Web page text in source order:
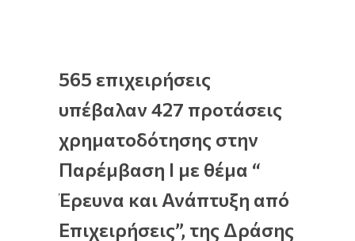
565 επιχειρήσεις
υπέβαλαν 427 προτάσεις
χρηματοδότησης στην
Παρέμβαση Ι με θέμα “
Έρευνα και Ανάπτυξη από
Επιχειρήσεις”, της Δράσης